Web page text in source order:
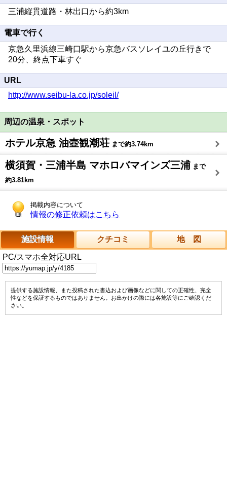
三浦縦貫道路・林出口から約3km
電車で行く
京急久里浜線三崎口駅から京急バスソレイユの丘行きで
20分、終点下車すぐ
URL
http://www.seibu-la.co.jp/soleil/
周辺の温泉・スポット
ホテル京急 油壺観潮荘 まで約3.74km
横須賀・三浦半島 マホロバマインズ三浦 まで
約3.81km
掲載内容について
情報の修正依頼はこちら
施設情報 クチコミ 地 図
PC/スマホ全対応URL
提供する施設情報、また投稿された書込および画像などに関しての正確性、完全
性などを保証するものではありません。お出かけの際には各施設等にご確認くだ
さい。